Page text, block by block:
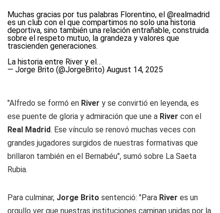
Muchas gracias por tus palabras Florentino, el @realmadrid
es un club con el que compartimos no solo una historia
deportiva, sino también una relación entrañable, construida
sobre el respeto mutuo, la grandeza y valores que
trascienden generaciones.
La historia entre River y el…
— Jorge Brito (@JorgeBrito) August 14, 2025
"Alfredo se formó en River y se convirtió en leyenda, es
ese puente de gloria y admiración que une a River con el
Real Madrid. Ese vínculo se renovó muchas veces con
grandes jugadores surgidos de nuestras formativas que
brillaron también en el Bernabéu", sumó sobre La Saeta
Rubia.
Para culminar, Jorge Brito sentenció: "Para River es un
orgullo ver que nuestras instituciones caminan unidas por la